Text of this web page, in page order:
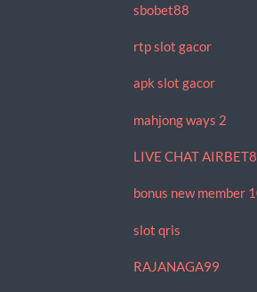
sbobet88
rtp slot gacor
apk slot gacor
mahjong ways 2
LIVE CHAT
bonus new member
slot qris
RAJANAGA99